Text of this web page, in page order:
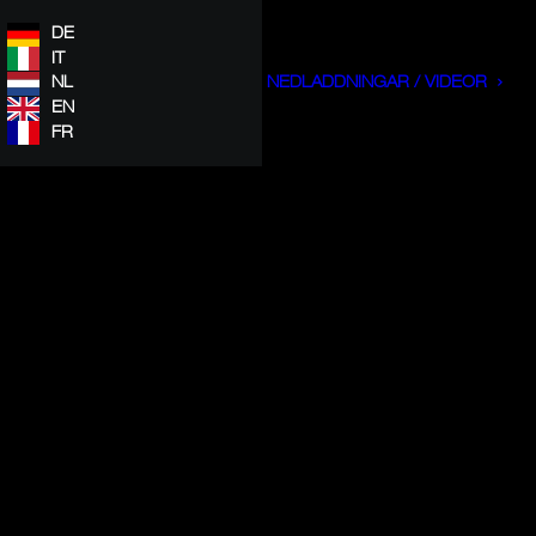
DE
IT
NL
EN
FR
NEDLADDNINGAR / VIDEOR